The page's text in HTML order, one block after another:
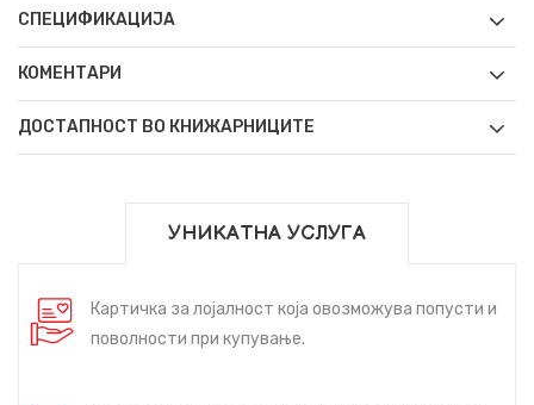
СПЕЦИФИКАЦИЈА
КОМЕНТАРИ
ДОСТАПНОСТ ВО КНИЖАРНИЦИТЕ
УНИКАТНА УСЛУГА
Картичка за лојалност која овозможува попусти и
поволности при купување.